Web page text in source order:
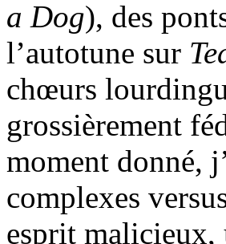
a Dog), des
l’autotune sur
chœurs
grossièrement
moment donné,
complexes
esprit malicieux,